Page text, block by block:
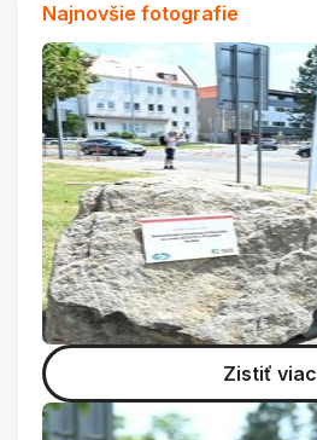
Najnovšie fotografie
Zistiť viac